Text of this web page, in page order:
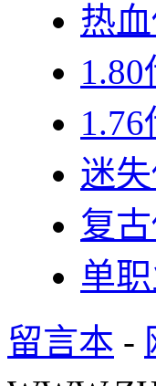
热
迷
复
单
留言本 -